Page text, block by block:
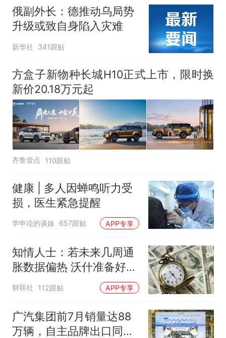
俄副外长：德推动乌局势
升级或致自身陷入灾难
新华社 341跟贴
方盒子新物种长城H10正式上市，限时换
新价20.18万元起
齐鲁壹点 110跟贴
健康 | 多人因蝉鸣听力受
损，医生紧急提醒
学申论的谈妹 657跟贴 APP专享
知情人士：若未来几周通
胀数据偏热 沃什准备好加
息
财联社 112跟贴 APP专享
广汽集团前7月销量达88
万辆，自主品牌出口同比